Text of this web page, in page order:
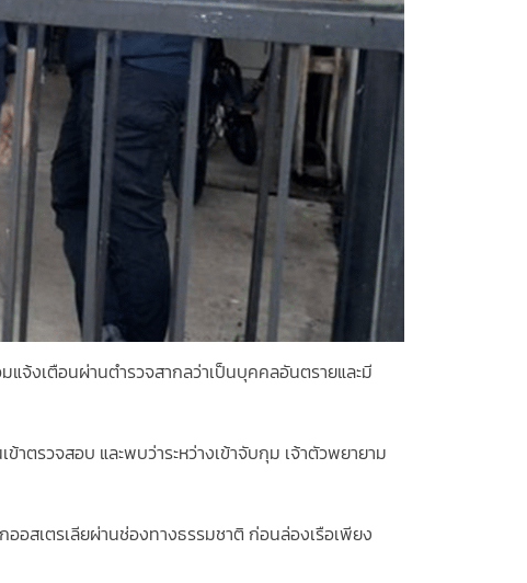
จ้งเตือนผ่านตำรวจสากลว่าเป็นบุคคลอันตรายและมี
ตรวจสอบ และพบว่าระหว่างเข้าจับกุม เจ้าตัวพยายาม
อสเตรเลียผ่านช่องทางธรรมชาติ ก่อนล่องเรือเพียง